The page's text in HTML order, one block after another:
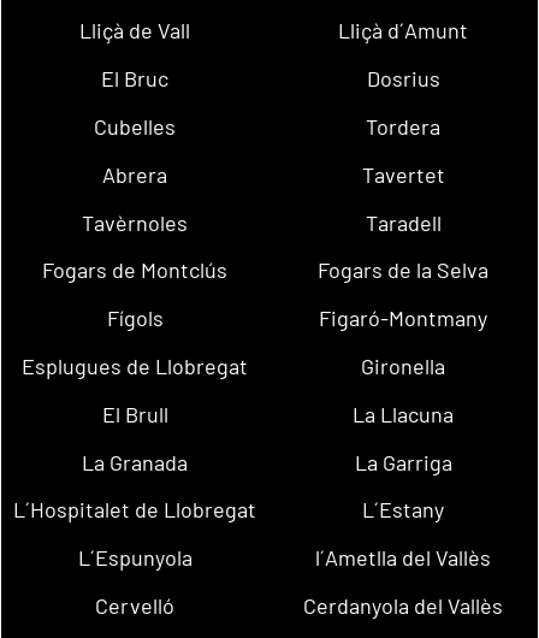
Lliçà de Vall
Lliçà d´Amunt
El Bruc
Dosrius
Cubelles
Tordera
Abrera
Tavertet
Tavèrnoles
Taradell
Fogars de Montclús
Fogars de la Selva
Fígols
Figaró-Montmany
Esplugues de Llobregat
Gironella
El Brull
La Llacuna
La Granada
La Garriga
L´Hospitalet de Llobregat
L´Estany
L´Espunyola
l´Ametlla del Vallès
Cervelló
Cerdanyola del Vallès